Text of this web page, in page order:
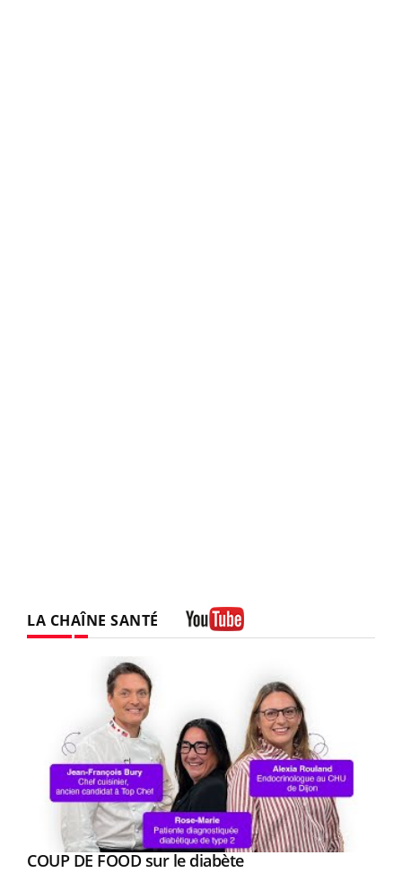
LA CHAÎNE SANTÉ
Youtube
COUP DE FOOD sur le diabèteYoutube